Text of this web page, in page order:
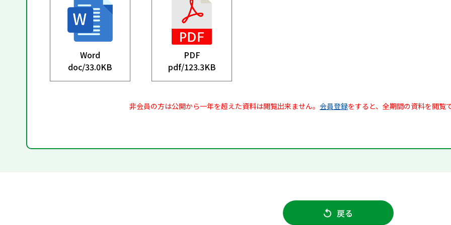
Word
doc/33.0KB
PDF
pdf/123.3KB
非会員の方は公開から一年を超えた資料は閲覧出来ません。 会員登録をすると、全期間の資料を閲覧
戻る